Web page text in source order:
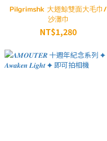
Pilgrimshk 大翅鯨雙面大毛巾/
沙灘巾
NT$1,280